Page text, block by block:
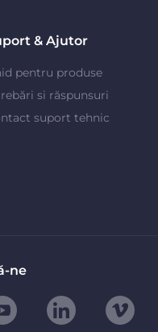
& Ajutor
pentru produse
si răspunsuri
suport tehnic
ne